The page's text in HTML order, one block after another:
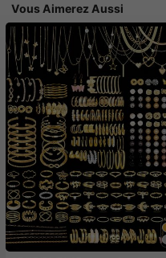
Vous Aimerez Aussi